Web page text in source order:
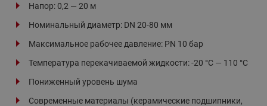
Напор: 0,2 — 20 м
Номинальный диаметр: DN 20-80 мм
Максимальное рабочее давление: PN 10 бар
Температура перекачиваемой жидкости: -20 °С — 110 °С
Пониженный уровень шума
Современные материалы (керамические подшипники,